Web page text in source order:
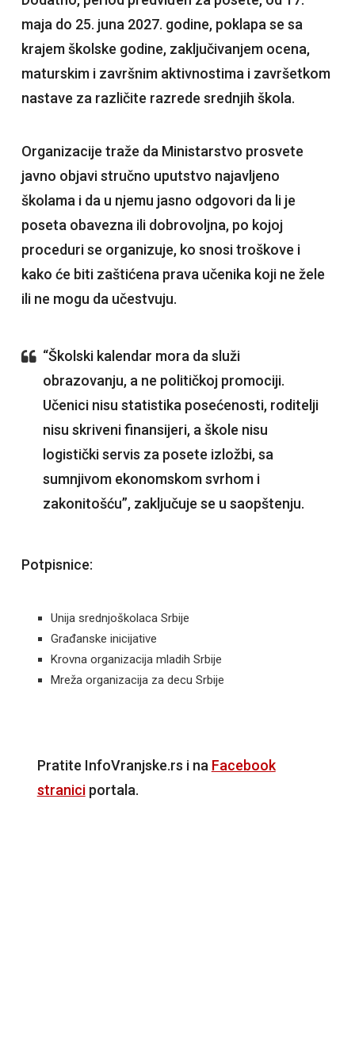
maja do 25. juna 2027. godine, poklapa se sa
krajem školske godine, zaključivanjem ocena,
maturskim i završnim aktivnostima i završetkom
nastave za različite razrede srednjih škola.
Organizacije traže da Ministarstvo prosvete
javno objavi stručno uputstvo najavljeno
školama i da u njemu jasno odgovori da li je
poseta obavezna ili dobrovoljna, po kojoj
proceduri se organizuje, ko snosi troškove i
kako će biti zaštićena prava učenika koji ne žele
ili ne mogu da učestvuju.
“Školski kalendar mora da služi
obrazovanju, a ne političkoj promociji.
Učenici nisu statistika posećenosti, roditelji
nisu skriveni finansijeri, a škole nisu
logistički servis za posete izložbi, sa
sumnjivom ekonomskom svrhom i
zakonitošću”, zaključuje se u saopštenju.
Potpisnice:
Unija srednjoškolaca Srbije
Građanske inicijative
Krovna organizacija mladih Srbije
Mreža organizacija za decu Srbije
Pratite InfoVranjske.rs i na Facebook
straniciportala.